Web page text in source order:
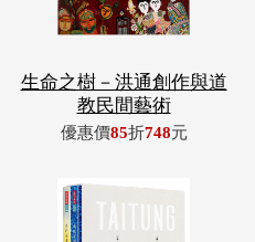
生命之樹－洪通創作與道
教民間藝術
優惠價85折748元